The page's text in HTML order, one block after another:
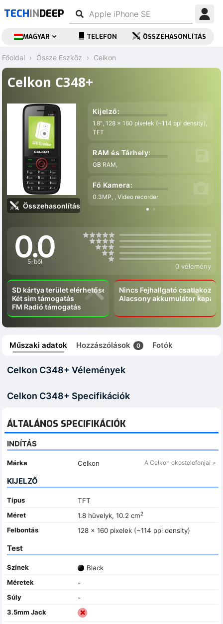
TECHINDEEP
MAGYAR TELEFON ÖSSZEHASONLÍTÁS
Főoldal Össze Eszköz Celkon
Celkon C348+
Összehasonlítás
Kijelző:
1.8″, 128 x 160 pixelek (~114 ppi density),
TFT
RAM és Tárhely:
GB RAM,
Fő Kamera:
0.3MP, , Video recorder
0.0
5-ből
0 vélemény
SD kártya terület elérhetőség
Két sim támogatás
FM Radió támogatás
Nincs Fejhallgató csatlakozó
Alacsony akkumulátor
Műszaki adatok Hozzászólások 0 Fotók
Celkon C348+ Vélemények
Celkon C348+ Specifikációk
ÁLTALÁNOS SPECIFIKÁCIÓK
INDÍTÁS
Márka Celkon A Celkon okostelefonjai >
KIJELZŐ
Típus
TFT
Méret
1.8 hüvelyk, 10.2 cm2
Felbontás 128 x 160 pixelek (~114 ppi density)
Test
Színek
Black
Méretek
-
Súly
-
3.5mm Jack